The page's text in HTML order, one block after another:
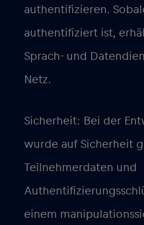
authentifizieren.
authentifiziert ist,
Sprach- und
Netz.
Sicherheit: Bei der
wurde auf Sicherheit
Teilnehmerdaten und
einem